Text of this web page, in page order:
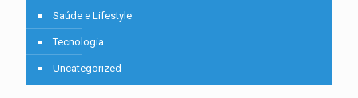
Saúde e Lifestyle
Tecnologia
Uncategorized